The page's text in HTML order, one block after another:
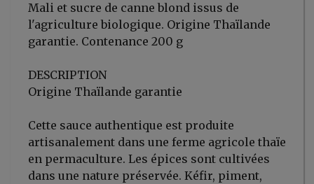
Mali et sucre de canne blond issus de
l'agriculture biologique. Origine Thaïlande
garantie. Contenance 200 g
DESCRIPTION
Origine Thaïlande garantie
Cette sauce authentique est produite
artisanalement dans une ferme agricole thaïe
en permaculture. Les épices sont cultivées
dans une nature préservée. Kéfir, piment,